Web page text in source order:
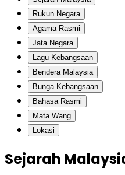
Rukun Negara
Agama Rasmi
Jata Negara
Lagu Kebangsaan
Bendera Malaysia
Bunga Kebangsaan
Bahasa Rasmi
Mata Wang
Lokasi
Sejarah